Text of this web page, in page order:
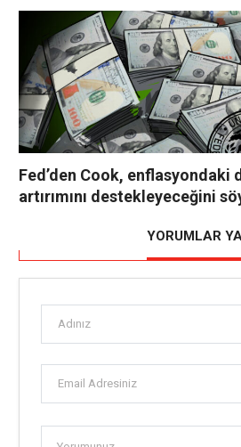
Fed’den Cook, enflasyondaki
artırımını destekleyeceğini
YORUMLAR